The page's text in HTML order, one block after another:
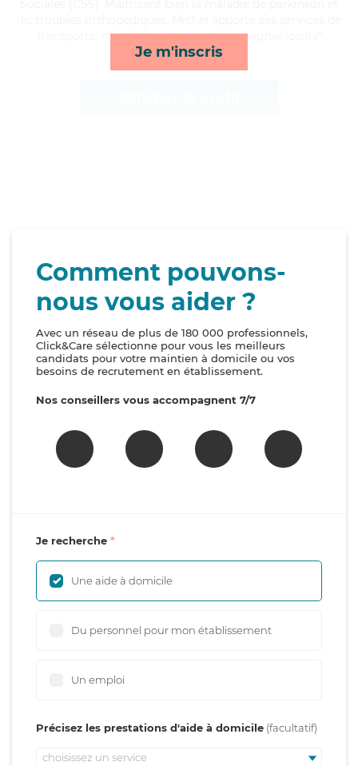
Je m'inscris
transports, mobilité, ménage et compagnie/loisirs*
Comment pouvons-
nous vous aider ?
Avec un réseau de plus de 180 000 professionnels,
Click&Care sélectionne pour vous les meilleurs
candidats pour votre maintien à domicile ou vos
besoins de recrutement en établissement.
Nos conseillers vous accompagnent 7/7
Je recherche
Une aide à domicile
Du personnel pour mon établissement
Un emploi
Précisez les prestations d'aide à domicile
choisissez un service